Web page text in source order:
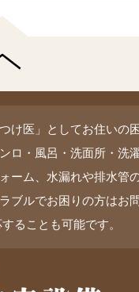
け医」としてお住いの
ロ・風呂・洗面所・洗
ーム、水漏れや排水管
ブルでお困りの方はお
ることも可能です。